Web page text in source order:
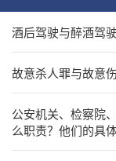
酒后驾驶与醉酒驾
故意杀人罪与故意
公安机关、检察院
么职责？他们的具